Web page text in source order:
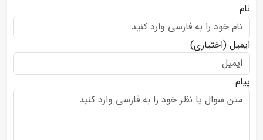
نام
ایمیل (اختیاری)
پیام